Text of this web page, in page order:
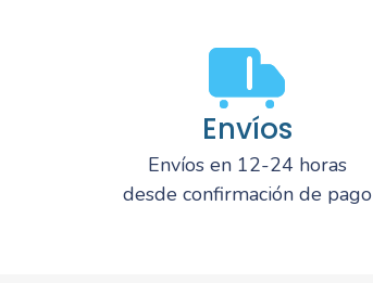
Envíos
Envíos en 12-24 horas
desde confirmación de pago